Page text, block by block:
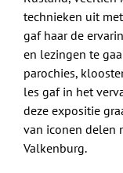
technieken uit
gaf haar de
en lezingen te
parochies,
les gaf in het
deze expositie
van iconen delen
Valkenburg.